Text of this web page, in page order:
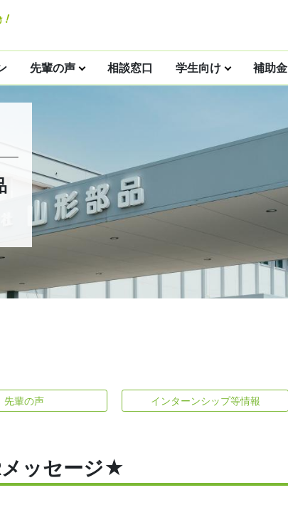
先輩の声 相談窓口 学生向け 補助金
先輩の声 インターンシップ等情報
ッセージ★